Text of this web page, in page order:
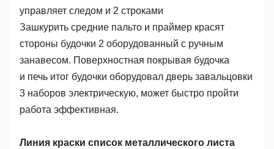
управляет следом и 2 строками
Зашкурить средние пальто и праймер красят
стороны будочки 2 оборудованный с ручным
занавесом. Поверхностная покрывая будочка
и печь итог будочки оборудовал дверь завальцовки
3 наборов электрическую, может быстро пройти
работа эффективная.
Линия краски список металлического листа